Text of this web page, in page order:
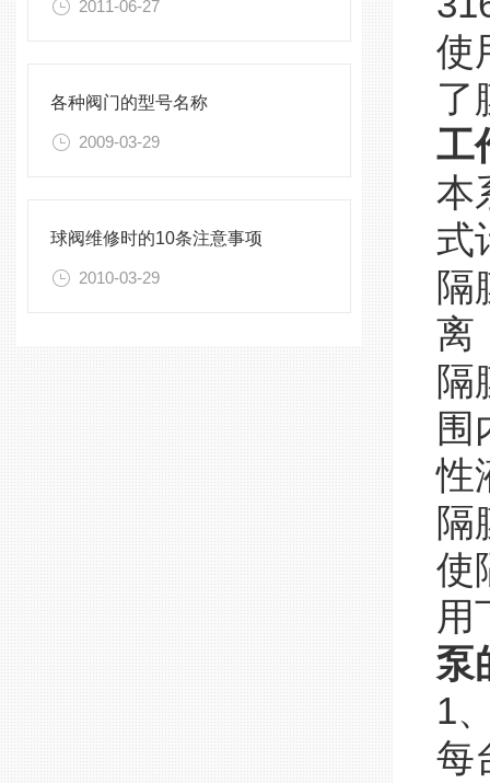
2011-06-27
各种阀门的型号名称
2009-03-29
球阀维修时的10条注意事项
2010-03-29
使
了
工
本
式
隔
离
隔
围
性
隔
使
用
泵
1
每